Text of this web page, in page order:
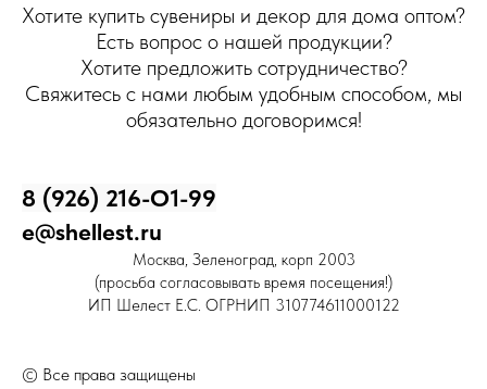
Хотите купить сувениры и декор для дома оптом?
Есть вопрос о нашей продукции?
Хотите предложить сотрудничество?
Свяжитесь с нами любым удобным способом, мы
обязательно договоримся!
8 (926) 216-О1-99
e@shellest.ru
Москва, Зеленоград, корп 2003
(просьба согласовывать время посещения!)
ИП Шелест Е.С. ОГРНИП 310774611000122
© Все права защищены